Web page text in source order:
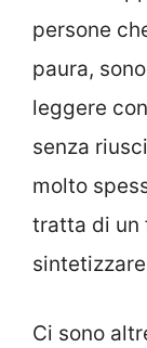
persone
paura,
leggere
senza
molto
tratta di un
Ci sono